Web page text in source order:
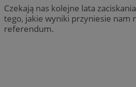
Czekają nas kolejne lata
tego, jakie wyniki przyniesie nam
referendum.